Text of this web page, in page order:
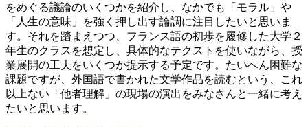
をめぐる議論のいくつかを紹介し、なかでも「モラル」や
「人生の意味」を強く押し出す論調に注目したいと思いま
す。それを踏まえつつ、フランス語の初歩を履修した大学２
年生のクラスを想定し、具体的なテクストを使いながら、授
業展開の工夫をいくつか提示する予定です。たいへん困難な
課題ですが、外国語で書かれた文学作品を読むという、これ
以上ない「他者理解」の現場の演出をみなさんと一緒に考え
たいと思います。